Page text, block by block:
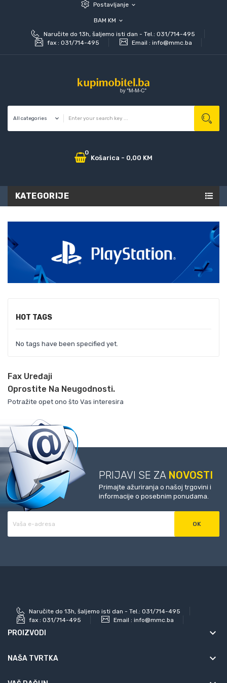
Postavljanje expand_more
BAM KM expand_more
Naručite do 13h, šaljemo isti dan - Tel.: 031/714-495
fax : 031/714-495 Email : info@mmc.ba
Košarica
0
- 0,00 KM
KATEGORIJE
HOT TAGS
No tags have been specified yet.
Fax Uređaji
Oprostite Na Neugodnosti.
Potražite opet ono što Vas interesira
PRIJAVI SE ZA NOVOSTI
Primajte ažuriranja o našoj trgovini i
informacije o posebnim ponudama.
Naručite do 13h, šaljemo isti dan - Tel.: 031/714-495
fax : 031/714-495 Email : info@mmc.ba
PROIZVODI keyboard_arrow_down
NAŠA TVRTKA keyboard_arrow_down